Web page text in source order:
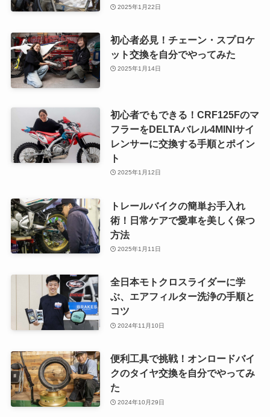
2025年1月22日
初心者必見！チェーン・スプロケ
ット交換を自分でやってみた
2025年1月14日
初心者でもできる！CRF125Fのマ
フラーをDELTAバレル4MINIサイ
レンサーに交換する手順とポイン
ト
2025年1月12日
トレールバイクの簡単お手入れ
術！日常ケアで愛車を美しく保つ
方法
2025年1月11日
全日本モトクロスライダーに学
ぶ、エアフィルター洗浄の手順と
コツ
2024年11月10日
便利工具で挑戦！オンロードバイ
クのタイヤ交換を自分でやってみ
た
2024年10月29日